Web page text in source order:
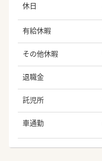
休日
有給休暇
その他休暇
退職金
託児所
車通勤